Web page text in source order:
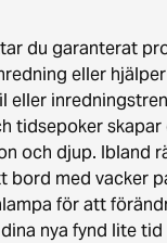
du garanterat
eller
eller
tidsepoker skapar
och djup. Ibland
bord med vacker
för att
nya fynd lite